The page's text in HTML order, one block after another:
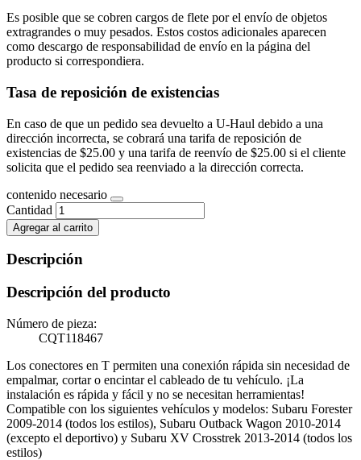
Es posible que se cobren cargos de flete por el envío de objetos
extragrandes o muy pesados. Estos costos adicionales aparecen
como descargo de responsabilidad de envío en la página del
producto si correspondiera.
Tasa de reposición de existencias
En caso de que un pedido sea devuelto a U-Haul debido a una
dirección incorrecta, se cobrará una tarifa de reposición de
existencias de $25.00 y una tarifa de reenvío de $25.00 si el cliente
solicita que el pedido sea reenviado a la dirección correcta.
contenido necesario
Cantidad
Agregar al carrito
Descripción
Descripción del producto
Número de pieza:
CQT118467
Los conectores en T permiten una conexión rápida sin necesidad de
empalmar, cortar o encintar el cableado de tu vehículo. ¡La
instalación es rápida y fácil y no se necesitan herramientas!
Compatible con los siguientes vehículos y modelos: Subaru Forester
2009-2014 (todos los estilos), Subaru Outback Wagon 2010-2014
(excepto el deportivo) y Subaru XV Crosstrek 2013-2014 (todos los
estilos)